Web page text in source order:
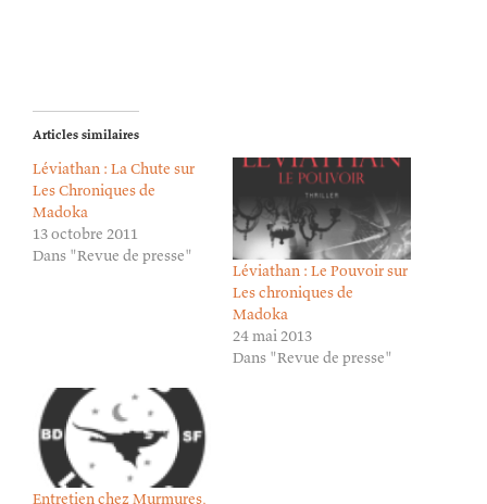
Articles similaires
Léviathan : La Chute sur
Les Chroniques de
Madoka
13 octobre 2011
Dans "Revue de presse"
Léviathan : Le Pouvoir sur
Les chroniques de
Madoka
24 mai 2013
Dans "Revue de presse"
Entretien chez Murmures,